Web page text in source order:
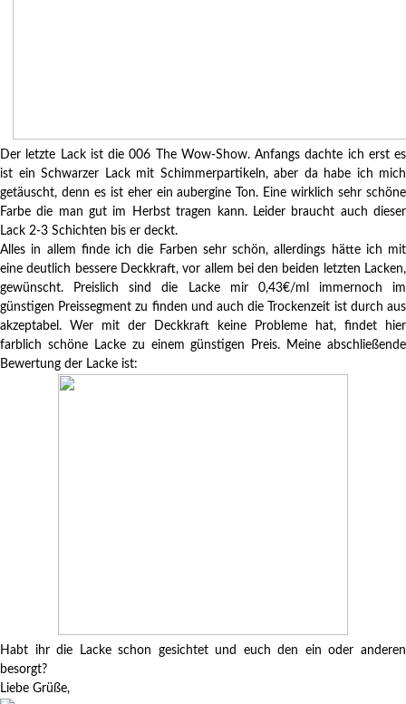
Der letzte Lack ist die 006 The Wow-Show. Anfangs dachte ich erst es
ist ein Schwarzer Lack mit Schimmerpartikeln, aber da habe ich mich
getäuscht, denn es ist eher ein aubergine Ton. Eine wirklich sehr schöne
Farbe die man gut im Herbst tragen kann. Leider braucht auch dieser
Lack 2-3 Schichten bis er deckt.
Alles in allem finde ich die Farben sehr schön, allerdings hätte ich mit
eine deutlich bessere Deckkraft, vor allem bei den beiden letzten Lacken,
gewünscht. Preislich sind die Lacke mir 0,43€/ml immernoch im
günstigen Preissegment zu finden und auch die Trockenzeit ist durch aus
akzeptabel. Wer mit der Deckkraft keine Probleme hat, findet hier
farblich schöne Lacke zu einem günstigen Preis. Meine abschließende
Bewertung der Lacke ist:
Habt ihr die Lacke schon gesichtet und euch den ein oder anderen
besorgt?
Liebe Grüße,